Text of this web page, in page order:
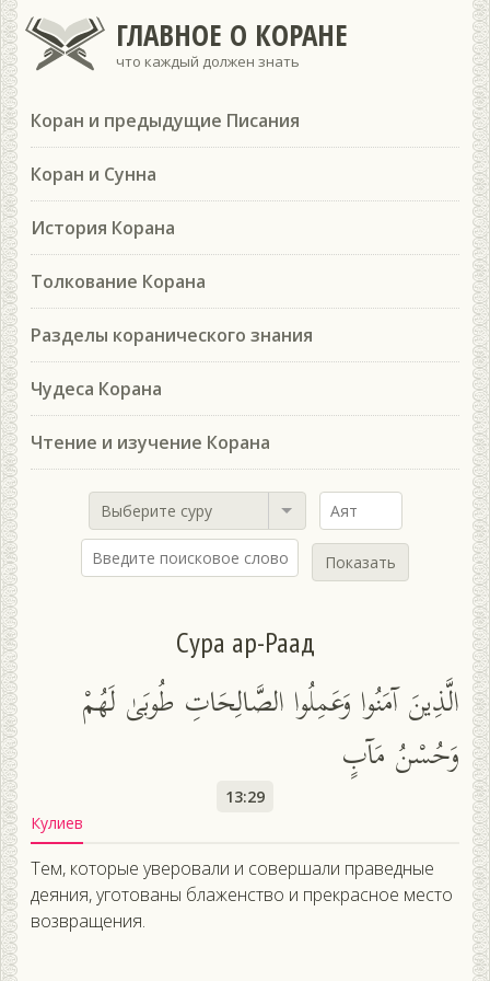
ГЛАВНОЕ О КОРАНЕ
что каждый должен знать
Коран и предыдущие Писания
Коран и Сунна
История Корана
Толкование Корана
Разделы коранического знания
Чудеса Корана
Чтение и изучение Корана
Выберите суру
Показать
Сура ар-Раад
الَّذِينَ آمَنُوا وَعَمِلُوا الصَّالِحَاتِ طُوبَىٰ لَهُمْ
وَحُسْنُ مَآبٍ
13:29
Кулиев
Тем, которые уверовали и совершали праведные
деяния, уготованы блаженство и прекрасное место
возвращения.